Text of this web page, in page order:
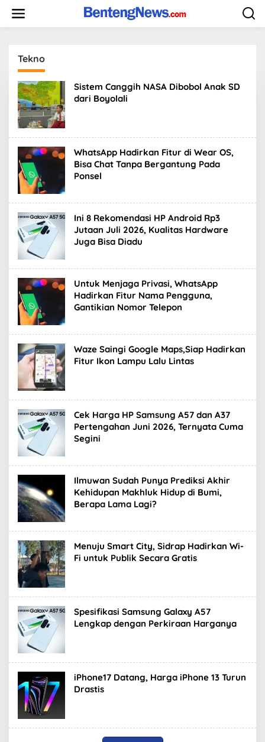
content
Tekno
Sistem Canggih NASA Dibobol Anak SD
dari Boyolali
WhatsApp Hadirkan Fitur di Wear OS,
Bisa Chat Tanpa Bergantung Pada
Ponsel
Ini 8 Rekomendasi HP Android Rp3
Jutaan Juli 2026, Kualitas Hardware
Juga Bisa Diadu
Untuk Menjaga Privasi, WhatsApp
Hadirkan Fitur Nama Pengguna,
Gantikian Nomor Telepon
Waze Saingi Google Maps,Siap Hadirkan
Fitur Ikon Lampu Lalu Lintas
Cek Harga HP Samsung A57 dan A37
Pertengahan Juni 2026, Ternyata Cuma
Segini
Ilmuwan Sudah Punya Prediksi Akhir
Kehidupan Makhluk Hidup di Bumi,
Berapa Lama Lagi?
Menuju Smart City, Sidrap Hadirkan Wi-
Fi untuk Publik Secara Gratis
Spesifikasi Samsung Galaxy A57
Lengkap dengan Perkiraan Harganya
iPhone17 Datang, Harga iPhone 13 Turun
Drastis